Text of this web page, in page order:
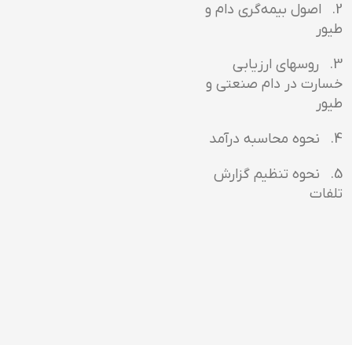
2. اصول بيمه‌گري دام و
طيور
3. روسهاي ارزيابي
خسارت در دام صنعتي و
طيور
4. نحوه محاسبه درآمد
5. نحوه تنظيم گزارش
تلفات